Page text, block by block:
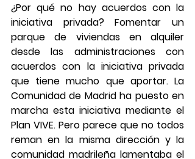
¿Por qué no hay acuerdos con la
iniciativa privada? Fomentar un
parque de viviendas en alquiler
desde las administraciones con
acuerdos con la iniciativa privada
que tiene mucho que aportar. La
Comunidad de Madrid ha puesto en
marcha esta iniciativa mediante el
Plan VIVE. Pero parece que no todos
reman en la misma dirección y la
comunidad madrileña lamentaba el